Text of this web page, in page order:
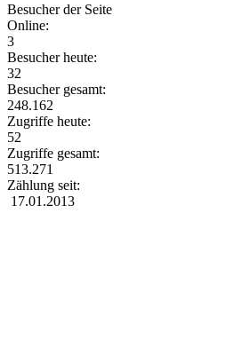
Besucher der Seite
Online:
3
Besucher heute:
32
Besucher gesamt:
248.162
Zugriffe heute:
52
Zugriffe gesamt:
513.271
Zählung seit:
17.01.2013